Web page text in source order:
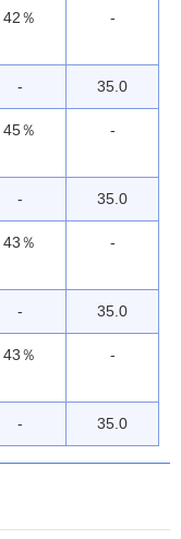
42％ -
- 35.0
45％ -
- 35.0
43％ -
- 35.0
43％ -
- 35.0